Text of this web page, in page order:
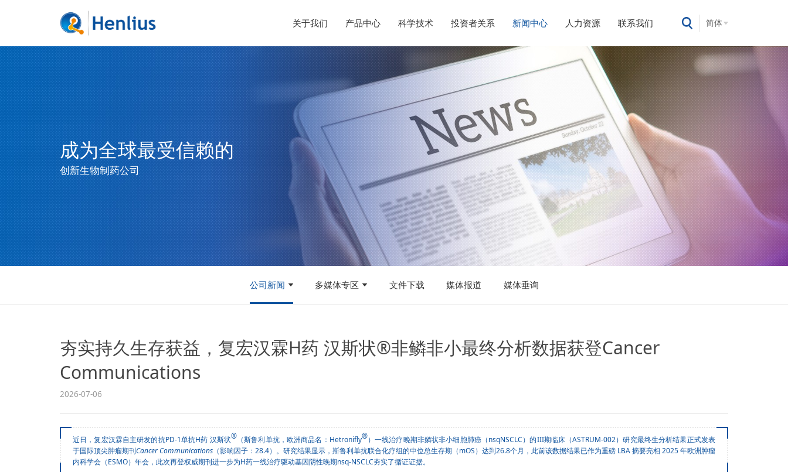
关于我们 产品中心 科学技术 投资者关系 新闻中心 人力资源 联系我们 简体
成为全球最受信赖的
创新生物制药公司
公司新闻 多媒体专区 文件下载 媒体报道 媒体垂询
夯实持久生存获益，复宏汉霖H药 汉斯状®非鳞非小最终分析数据获登Cancer
Communications
2026-07-06
近日，复宏汉霖自主研发的抗PD-1单抗H药 汉斯状®（斯鲁利单抗，欧洲商品名：Hetronifly®）一线治疗晚期非鳞状非小细胞肺癌（nsqNSCLC）的III期临床（ASTRUM-002）研究最终生分析结果正式发表
于国际顶尖肿瘤期刊Cancer Communications （影响因子：28.4）。研究结果显示， 斯鲁利单抗联合化疗组的中位总生存期（mOS）达到26.8个月，此前该数据结果已作为重磅 LBA 摘要亮相 2025 年欧洲肿瘤
内科学会（ESMO）年会，此次再登权威期刊进一步为H药一线治疗驱动基因阴性晚期nsq-NSCLC夯实了循证证据。